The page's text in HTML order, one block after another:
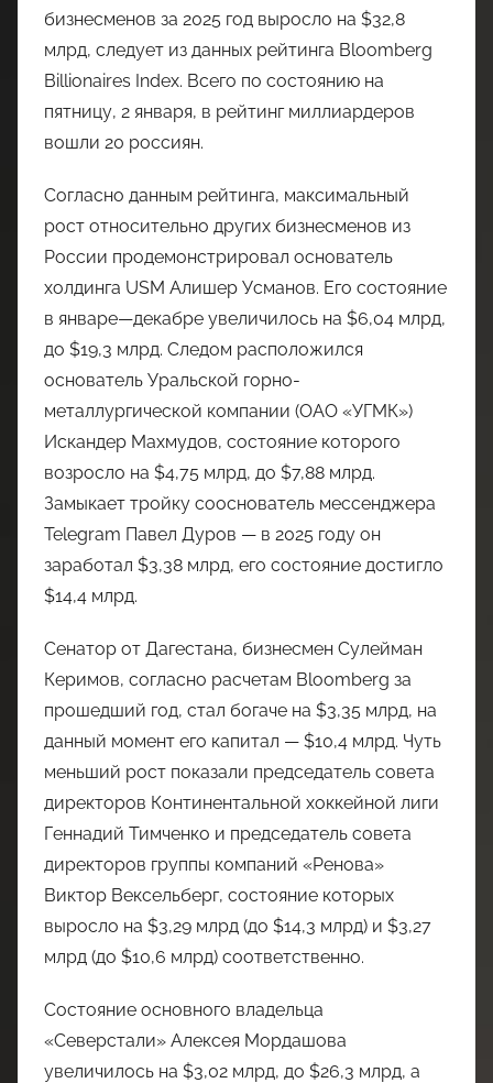
бизнесменов за 2025 год выросло на $32,8
млрд, следует из данных рейтинга Bloomberg
Billionaires Index. Всего по состоянию на
пятницу, 2 января, в рейтинг миллиардеров
вошли 20 россиян.
Согласно данным рейтинга, максимальный
рост относительно других бизнесменов из
России продемонстрировал основатель
холдинга USM Алишер Усманов. Его состояние
в январе—декабре увеличилось на $6,04 млрд,
до $19,3 млрд. Следом расположился
основатель Уральской горно-
металлургической компании (ОАО «УГМК»)
Искандер Махмудов, состояние которого
возросло на $4,75 млрд, до $7,88 млрд.
Замыкает тройку сооснователь мессенджера
Telegram Павел Дуров — в 2025 году он
заработал $3,38 млрд, его состояние достигло
$14,4 млрд.
Сенатор от Дагестана, бизнесмен Сулейман
Керимов, согласно расчетам Bloomberg за
прошедший год, стал богаче на $3,35 млрд, на
данный момент его капитал — $10,4 млрд. Чуть
меньший рост показали председатель совета
директоров Континентальной хоккейной лиги
Геннадий Тимченко и председатель совета
директоров группы компаний «Ренова»
Виктор Вексельберг, состояние которых
выросло на $3,29 млрд (до $14,3 млрд) и $3,27
млрд (до $10,6 млрд) соответственно.
Состояние основного владельца
«Северстали» Алексея Мордашова
увеличилось на $3,02 млрд, до $26,3 млрд, а